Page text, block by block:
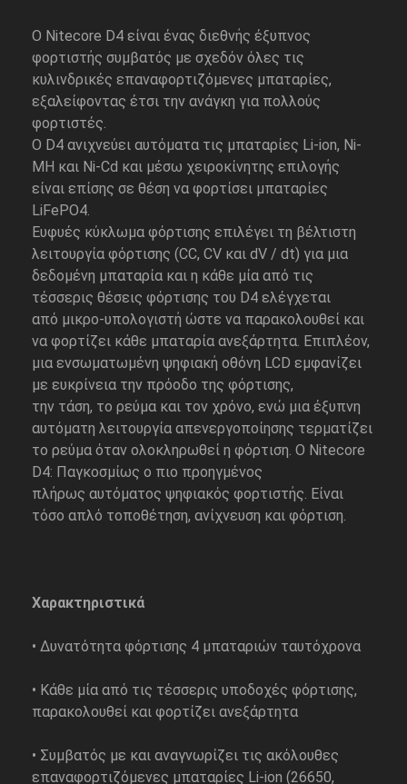
Ο Nitecore D4 είναι ένας διεθνής έξυπνος
φορτιστής συμβατός με σχεδόν όλες τις
κυλινδρικές επαναφορτιζόμενες μπαταρίες,
εξαλείφοντας έτσι την ανάγκη για πολλούς
φορτιστές.
Ο D4 ανιχνεύει αυτόματα τις μπαταρίες Li-ion, Ni-
MH και Ni-Cd και μέσω χειροκίνητης επιλογής
είναι επίσης σε θέση να φορτίσει μπαταρίες
LiFePO4.
Ευφυές κύκλωμα φόρτισης επιλέγει τη βέλτιστη
λειτουργία φόρτισης (CC, CV και dV / dt) για μια
δεδομένη μπαταρία και η κάθε μία από τις
τέσσερις θέσεις φόρτισης του D4 ελέγχεται
από μικρο-υπολογιστή ώστε να παρακολουθεί και
να φορτίζει κάθε μπαταρία ανεξάρτητα. Επιπλέον,
μια ενσωματωμένη ψηφιακή οθόνη LCD εμφανίζει
με ευκρίνεια την πρόοδο της φόρτισης,
την τάση, το ρεύμα και τον χρόνο, ενώ μια έξυπνη
αυτόματη λειτουργία απενεργοποίησης τερματίζει
το ρεύμα όταν ολοκληρωθεί η φόρτιση. Ο Nitecore
D4: Παγκοσμίως ο πιο προηγμένος
πλήρως αυτόματος ψηφιακός φορτιστής. Είναι
τόσο απλό τοποθέτηση, ανίχνευση και φόρτιση.
Χαρακτηριστικά
• Δυνατότητα φόρτισης 4 μπαταριών ταυτόχρονα
• Κάθε μία από τις τέσσερις υποδοχές φόρτισης,
παρακολουθεί και φορτίζει ανεξάρτητα
• Συμβατός με και αναγνωρίζει τις ακόλουθες
επαναφορτιζόμενες μπαταρίες Li-ion (26650,